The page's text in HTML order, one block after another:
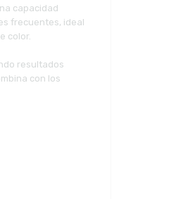
capacidad
frecuentes, ideal
color.
resultados
con los